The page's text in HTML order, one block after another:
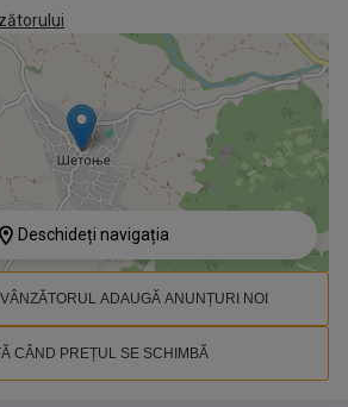
Deschideți navigația
ADAUGĂ ANUNȚURI NOI
CÂND PREȚUL SE SCHIMBĂ